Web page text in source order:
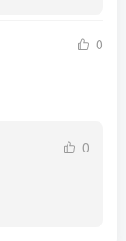
0
0